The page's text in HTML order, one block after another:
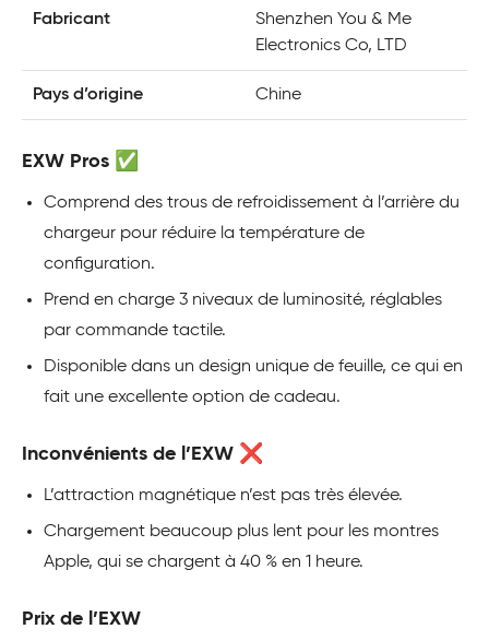
Fabricant
Shenzhen You & Me
Electronics Co, LTD
Pays d’origine Chine
EXW Pros ✅
Comprend des trous de refroidissement à l’arrière du
chargeur pour réduire la température de
configuration.
Prend en charge 3 niveaux de luminosité, réglables
par commande tactile.
Disponible dans un design unique de feuille, ce qui en
fait une excellente option de cadeau.
Inconvénients de l’EXW ❌
L’attraction magnétique n’est pas très élevée.
Chargement beaucoup plus lent pour les montres
Apple, qui se chargent à 40 % en 1 heure.
Prix de l’EXW